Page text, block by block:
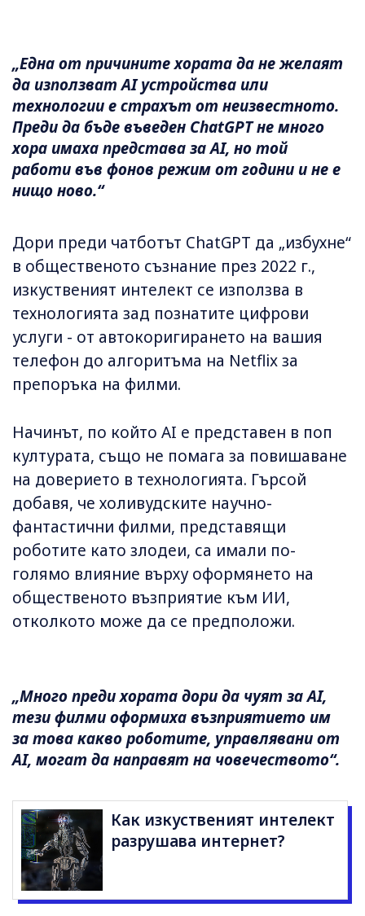
„Една от причините хората да не желаят
да използват AI устройства или
технологии е страхът от неизвестното.
Преди да бъде въведен ChatGPT не много
хора имаха представа за AI, но той
работи във фонов режим от години и не е
нищо ново.“
Дори преди чатботът ChatGPT да „избухне“
в общественото съзнание през 2022 г.,
изкуственият интелект се използва в
технологията зад познатите цифрови
услуги - от автокоригирането на вашия
телефон до алгоритъма на Netflix за
препоръка на филми.
Начинът, по който AI е представен в поп
културата, също не помага за повишаване
на доверието в технологията. Гърсой
добавя, че холивудските научно-
фантастични филми, представящи
роботите като злодеи, са имали по-
голямо влияние върху оформянето на
общественото възприятие към ИИ,
отколкото може да се предположи.
„Много преди хората дори да чуят за AI,
тези филми оформиха възприятието им
за това какво роботите, управлявани от
AI, могат да направят на човечеството“.
Как изкуственият интелект
разрушава интернет?